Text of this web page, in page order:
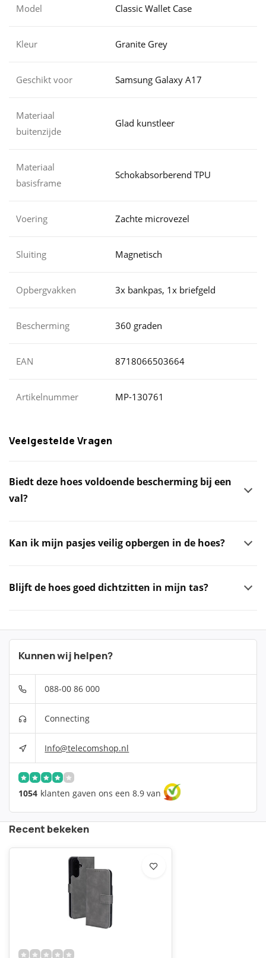
Model Classic Wallet Case
Kleur Granite Grey
Geschikt voor Samsung Galaxy A17
Materiaal
buitenzijde
Glad kunstleer
Materiaal
basisframe
Schokabsorberend TPU
Voering Zachte microvezel
Sluiting Magnetisch
Opbergvakken 3x bankpas, 1x briefgeld
Bescherming 360 graden
EAN 8718066503664
Artikelnummer MP-130761
Veelgestelde Vragen
Biedt deze hoes voldoende bescherming bij een
val?
Kan ik mijn pasjes veilig opbergen in de hoes?
Blijft de hoes goed dichtzitten in mijn tas?
Kunnen wij helpen?
088-00 86 000
Connecting
Info@telecomshop.nl
1054 klanten gaven ons een 8.9 van
Recent bekeken